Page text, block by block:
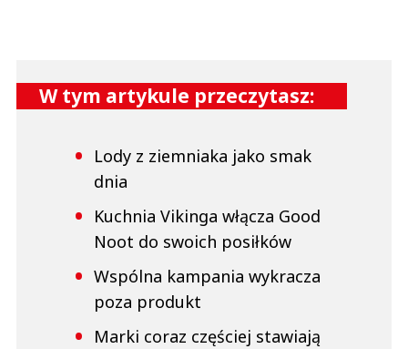
W tym artykule przeczytasz:
Lody z ziemniaka jako smak
dnia
Kuchnia Vikinga włącza Good
Noot do swoich posiłków
Wspólna kampania wykracza
poza produkt
Marki coraz częściej stawiają